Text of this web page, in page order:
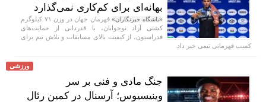
بهانه‌ای برای کم‌کاری نمی‌گذارد
«باشگاه خبرنگاران»
قهرمان جهان در وزن ۷۱ کیلوگرم
کشتی آزاد نوجوانان، با قدردانی از حمایت‌های
فدراسیون، از کیفیت بالای مسابقات و تلاش تیم برای
کسب قهرمانی تیمی خبر داد.
ورزشی
جنگ مادی و فنی بر سر
وینیسیوس؛ آرسنال در کمین رئال